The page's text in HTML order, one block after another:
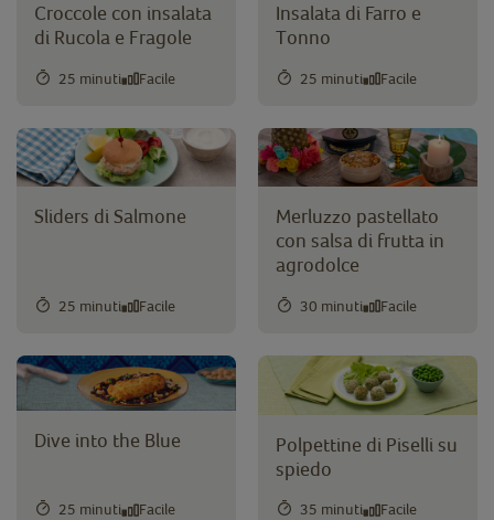
Croccole con insalata
di Rucola e Fragole
25 minuti Facile
Insalata di Farro e
Tonno
25 minuti Facile
Sliders di Salmone
25 minuti Facile
Merluzzo pastellato
con salsa di frutta in
agrodolce
30 minuti Facile
Dive into the Blue
25 minuti Facile
Polpettine di Piselli su
spiedo
35 minuti Facile